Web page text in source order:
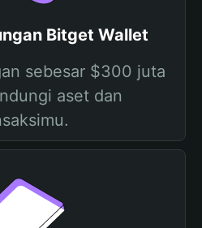
Bitget Wallet
sebesar $300 juta
aset dan